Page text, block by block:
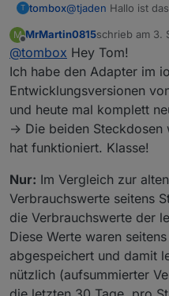
T tombox@tjaden Hallo ist
M
Offline
MrMartin0815schrieb am 3.
zuletzt editiert
@tombox Hey Tom!
Ich habe den Adapter im
Entwicklungsversionen
und heute mal komplett
-> Die beiden Steckdosen
hat funktioniert. Klasse!
Nur: Im Vergleich zur
Verbrauchswerte seitens
die Verbrauchswerte der
Diese Werte waren
abgespeichert und damit
nützlich (aufsummierter